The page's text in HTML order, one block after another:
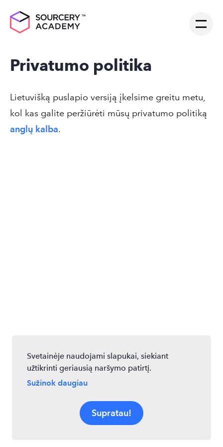
Svetainėje naudojami slapukai, siekiant
užtikrinti geriausią naršymo patirtį.
Sužinok daugiau
Supratau!
Privatumo politika
Lietuvišką puslapio versiją įkelsime greitu metu,
kol kas galite peržiūrėti mūsų privatumo politiką
anglų kalba.